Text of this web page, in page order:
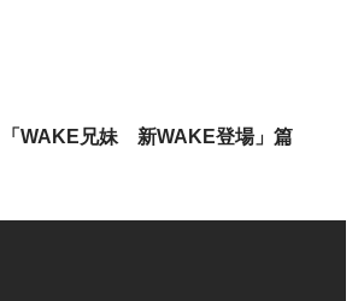
「WAKE兄妹 新WAKE登場」篇